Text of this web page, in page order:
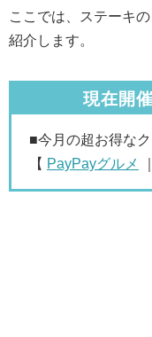
ここでは、ステーキ
紹介します。
現在開
■今月の超お得な
【 PayPayグルメ